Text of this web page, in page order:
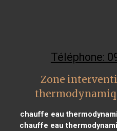
Téléphone:
Zone
chauffe eau
chauffe eau